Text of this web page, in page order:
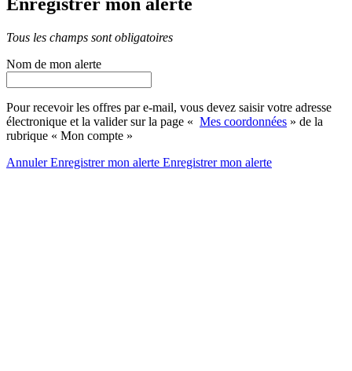
Tous les champs sont obligatoires
Nom de mon alerte
Pour recevoir les offres par e-mail, vous devez saisir votre adresse
électronique et la valider sur la page « Mes coordonnées » de la
rubrique « Mon compte »
AnnulerEnregistrer mon alerte Enregistrermon alerte